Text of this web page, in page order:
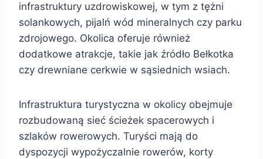
infrastruktury uzdrowiskowej, w tym z tężni
solankowych, pijalń wód mineralnych czy parku
zdrojowego. Okolica oferuje również
dodatkowe atrakcje, takie jak źródło Bełkotka
czy drewniane cerkwie w sąsiednich wsiach.
Infrastruktura turystyczna w okolicy obejmuje
rozbudowaną sieć ścieżek spacerowych i
szlaków rowerowych. Turyści mają do
dyspozycji wypożyczalnie rowerów, korty